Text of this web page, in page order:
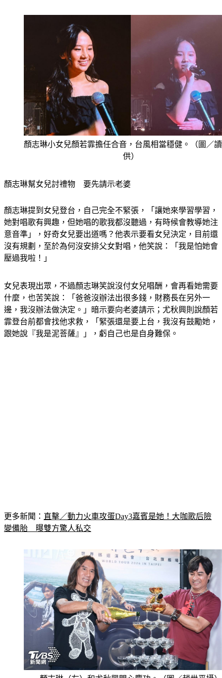
顏志琳小女兒顏若霏擔任合音，台風相當穩健。（圖／
供）
顏志琳幫女兒討禮物　要先請示老婆
顏志琳提到女兒登台，自己完全不緊張，「讓她來學習學習，
她對唱歌有興趣，但她唱的歌我都沒聽過，有時候會教導她注
意音準」，好奇女兒要出道嗎？他表示要看女兒決定，目前還
沒有規劃，至於為何沒安排父女對唱，他笑說：「我是怕她會
壓過我啦！」
女兒表現出眾，不過顏志琳笑說沒付女兒唱酬，會再看她需要
什麼，也苦笑說：「爸爸沒辦法出很多錢，財務長在另外一
邊，我沒辦法做決定。」暗示要向老婆請示；尤秋興則說顏若
霏登台前都會找他求救，「緊張還是要上台，我沒有鼓勵她，
跟她說『我是泥菩薩』」，虧自己也是自身難保。
更多新聞： 直擊／動力火車攻蛋Day3嘉賓是她！大咖歌后險
變備胎　曝雙方驚人私交